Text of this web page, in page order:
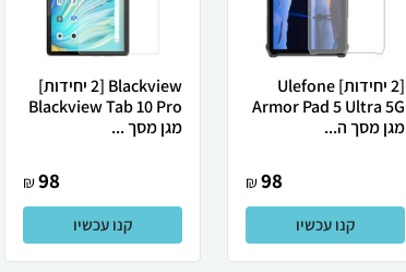
[2 יחידות] Ulefone
Armor Pad 5 Ultra 5G
מגן מסך ה...
98
₪
קנו עכשיו
Blackview [2 יחידות]
Blackview Tab 10 Pro
מגן מסך ...
98
₪
קנו עכשיו